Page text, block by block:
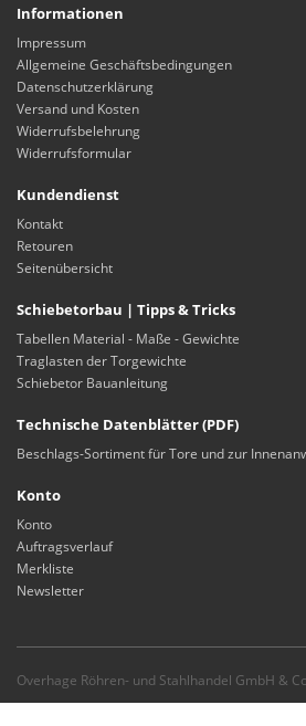
Informationen
Impressum
Allgemeine Geschäftsbedingungen
Datenschutzerklärung
Versand und Kosten
Widerrufsbelehrung
Widerrufsformular
Kundendienst
Kontakt
Retouren
Seitenübersicht
Schiebetorbau | Tipps & Tricks
Tabellen Material - Maße - Gewichte
Traglasten der Torgewichte
Schiebetor Bauanleitung
Technische Datenblätter (PDF)
Beschlags-Sortiment für Tore und zur
Konto
Konto
Auftragsverlauf
Merkliste
Newsletter
Overhage Röhren- und Stahlhandel GmbH &